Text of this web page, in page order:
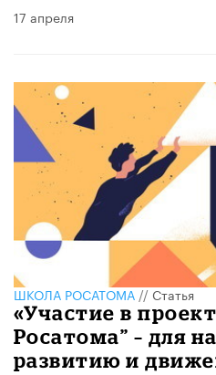
17 апреля
ШКОЛА РОСАТОМА//Статья
«Участие в
Росатома” – для
развитию и